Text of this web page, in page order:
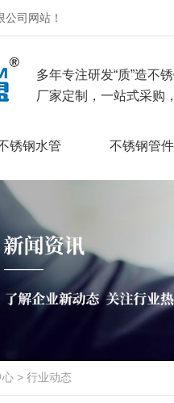
司网站！
多年专注研发“质”造不
厂家定制，一站式采购
锈钢水管 不锈钢管件
心 > 行业动态